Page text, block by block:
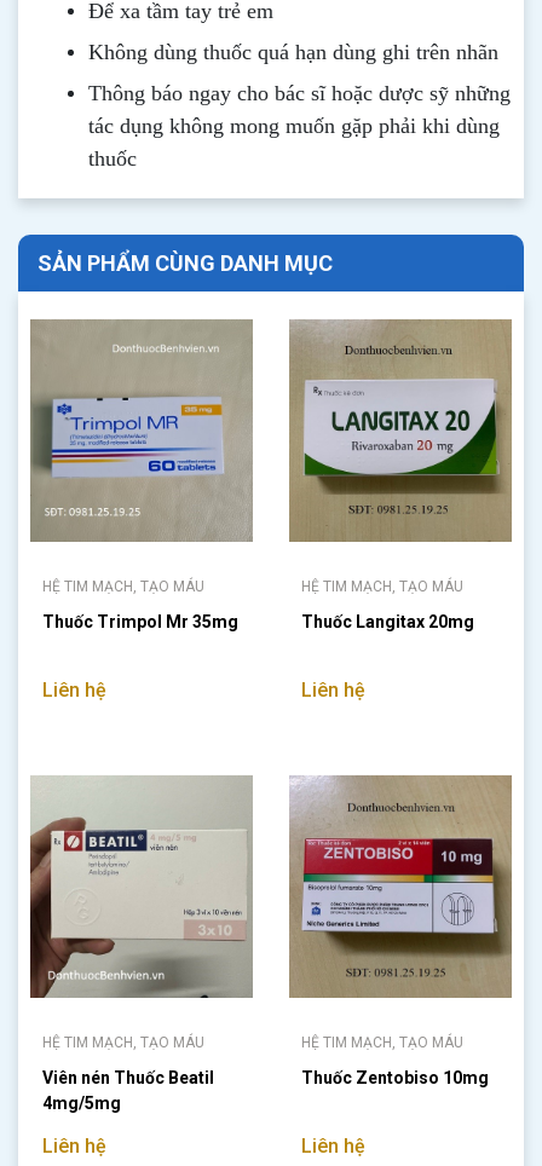
Để xa tầm tay trẻ em
Không dùng thuốc quá hạn dùng ghi trên nhãn
Thông báo ngay cho bác sĩ hoặc dược sỹ những
tác dụng không mong muốn gặp phải khi dùng
thuốc
SẢN PHẨM CÙNG DANH MỤC
HỆ TIM MẠCH, TẠO MÁU
Thuốc Trimpol Mr 35mg
Liên hệ
HỆ TIM MẠCH, TẠO MÁU
Thuốc Langitax 20mg
Liên hệ
HỆ TIM MẠCH, TẠO MÁU
Viên nén Thuốc Beatil
4mg/5mg
Liên hệ
HỆ TIM MẠCH, TẠO MÁU
Thuốc Zentobiso 10mg
Liên hệ